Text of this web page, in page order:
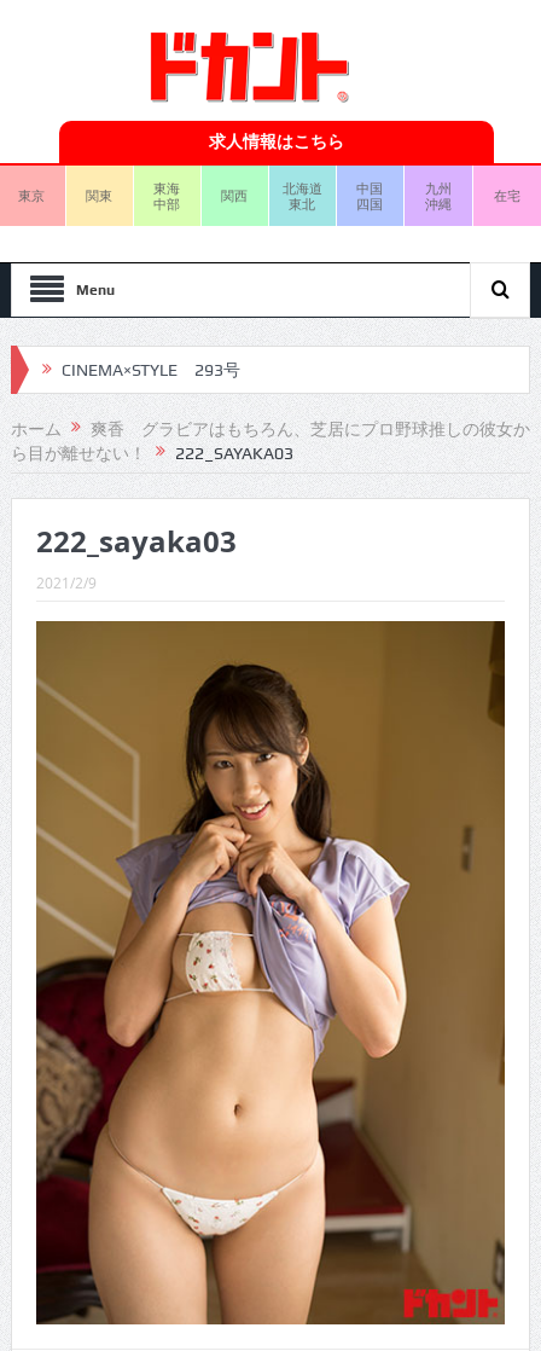
求人情報はこちら
東京 関東
東海
中部
関西
北海道
東北
中国
四国
九州
沖縄
在宅
Menu
CINEMA×STYLE 293号
CINEMA×STYLE 292号
CINEMA×STYLE 291号
CINEMA×STYLE 289号
CINEMA×STYLE 286号
CINEMA×STYLE 285号
CINEMA×STYLE 294号
ホーム
爽香 グラビアはもちろん、芝居にプロ野球推しの彼女か
ら目が離せない！
222_SAYAKA03
222_sayaka03
2021/2/9